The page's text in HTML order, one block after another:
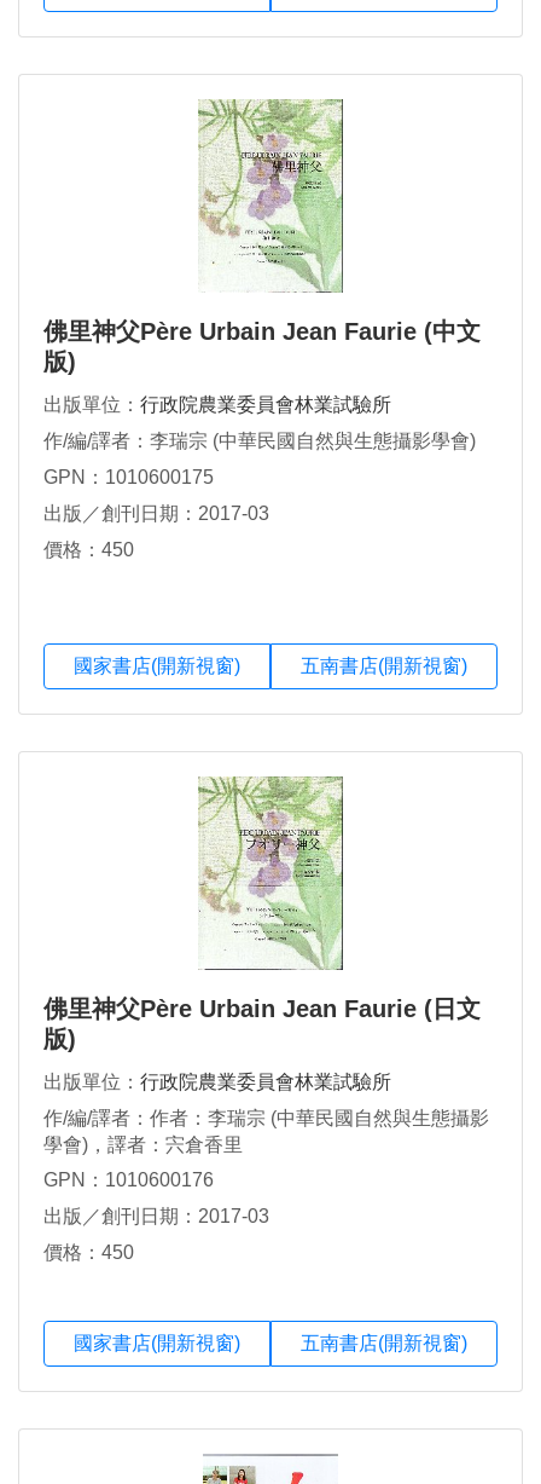
佛里神父Père Urbain Jean Faurie (中文
版)
出版單位： 行政院農業委員會林業試驗所
作/編/譯者：李瑞宗 (中華民國自然與生態攝影學會)
GPN：1010600175
出版／創刊日期：2017-03
價格：450
國家書店(開新視窗) 五南書店(開新視窗)
佛里神父Père Urbain Jean Faurie (日文
版)
出版單位： 行政院農業委員會林業試驗所
作/編/譯者：作者：李瑞宗 (中華民國自然與生態攝影
學會)，譯者：宍倉香里
GPN：1010600176
出版／創刊日期：2017-03
價格：450
國家書店(開新視窗) 五南書店(開新視窗)